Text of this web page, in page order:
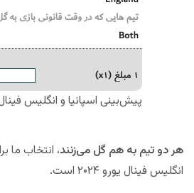
پیش‌بینی اسپانیا و انگلیس فینال
هر دو تیم به هم گل می‌زنند، انتخاب ما
انگلیس فینال یورو ۲۰۲۴ است.